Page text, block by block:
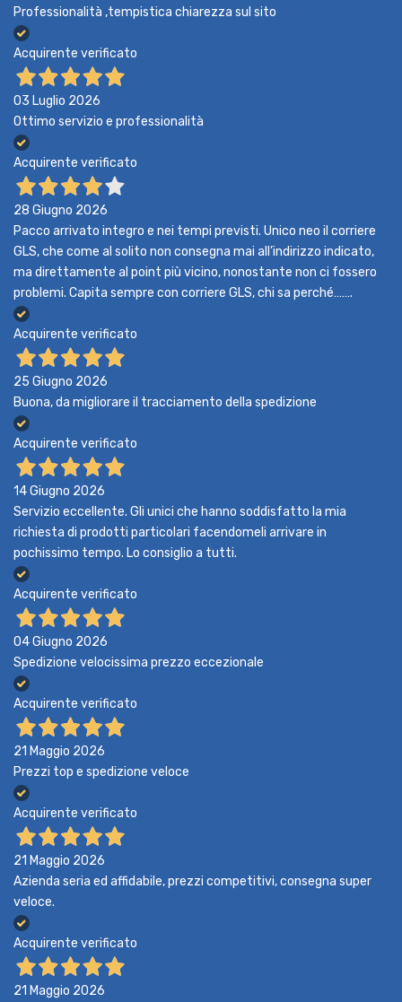
Professionalità ,tempistica chiarezza sul sito
Acquirente verificato
03 Luglio 2026
Ottimo servizio e professionalità
Acquirente verificato
28 Giugno 2026
Pacco arrivato integro e nei tempi previsti. Unico neo il corriere
GLS, che come al solito non consegna mai all’indirizzo indicato,
ma direttamente al point più vicino, nonostante non ci fossero
problemi. Capita sempre con corriere GLS, chi sa perché…….
Acquirente verificato
25 Giugno 2026
Buona, da migliorare il tracciamento della spedizione
Acquirente verificato
14 Giugno 2026
Servizio eccellente. Gli unici che hanno soddisfatto la mia
richiesta di prodotti particolari facendomeli arrivare in
pochissimo tempo. Lo consiglio a tutti.
Acquirente verificato
04 Giugno 2026
Spedizione velocissima prezzo eccezionale
Acquirente verificato
21 Maggio 2026
Prezzi top e spedizione veloce
Acquirente verificato
21 Maggio 2026
Azienda seria ed affidabile, prezzi competitivi, consegna super
veloce.
Acquirente verificato
21 Maggio 2026